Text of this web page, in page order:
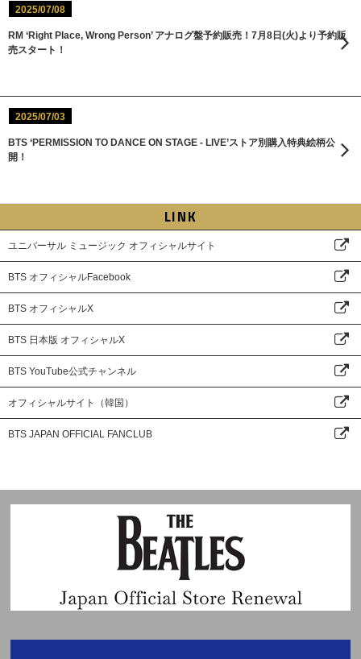
2025/07/08
RM ‘Right Place, Wrong Person’ アナログ盤予約販売！7月8日(火)より予約販
売スタート！
2025/07/03
BTS ‘PERMISSION TO DANCE ON STAGE - LIVE’ストア別購入特典絵柄公
開！
LINK
ユニバーサル ミュージック オフィシャルサイト
BTS オフィシャルFacebook
BTS オフィシャルX
BTS 日本版 オフィシャルX
BTS YouTube公式チャンネル
オフィシャルサイト（韓国）
BTS JAPAN OFFICIAL FANCLUB